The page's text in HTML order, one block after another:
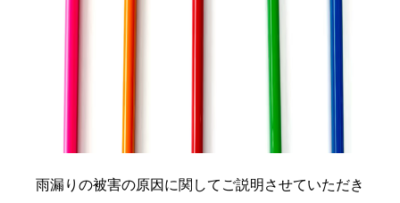
雨漏りの被害の原因に関してご説明させていただき